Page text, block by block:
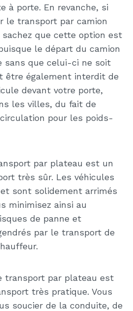
à porte. En revanche, si
le transport par camion
que cette option est
le départ du camion
sans que celui-ci ne soit
être également interdit de
devant votre porte,
les villes, du fait de
pour les poids-
par plateau est un
très sûr. Les véhicules
sont solidement arrimés
minimisez ainsi au
de panne et
par le transport de
transport par plateau est
très pratique. Vous
soucier de la conduite, de